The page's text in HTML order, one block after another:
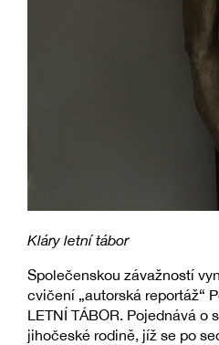
Kláry letní tábor
Společenskou závažností
cvičení „autorská reportáž“
LETNÍ TÁBOR. Pojednává o
jihočeské rodině, jíž se po